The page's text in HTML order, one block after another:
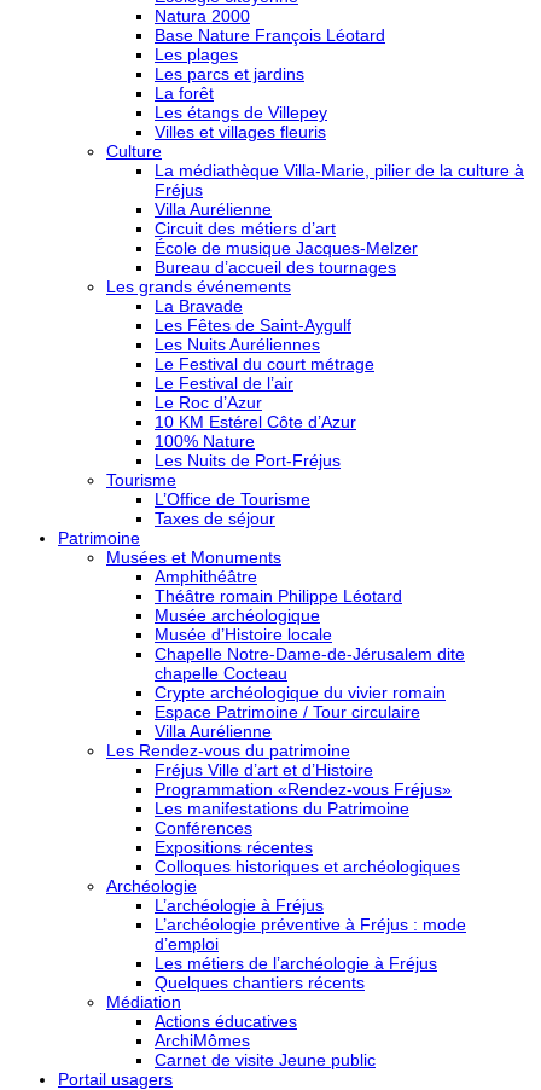
Natura 2000
Base Nature François Léotard
Les plages
Les parcs et jardins
La forêt
Les étangs de Villepey
Villes et villages fleuris
Culture
La médiathèque Villa-Marie, pilier de la culture à
Fréjus
Villa Aurélienne
Circuit des métiers d’art
École de musique Jacques-Melzer
Bureau d’accueil des tournages
Les grands événements
La Bravade
Les Fêtes de Saint-Aygulf
Les Nuits Auréliennes
Le Festival du court métrage
Le Festival de l’air
Le Roc d’Azur
10 KM Estérel Côte d’Azur
100% Nature
Les Nuits de Port-Fréjus
Tourisme
L’Office de Tourisme
Taxes de séjour
Patrimoine
Musées et Monuments
Amphithéâtre
Théâtre romain Philippe Léotard
Musée archéologique
Musée d’Histoire locale
Chapelle Notre-Dame-de-Jérusalem dite
chapelle Cocteau
Crypte archéologique du vivier romain
Espace Patrimoine / Tour circulaire
Villa Aurélienne
Les Rendez-vous du patrimoine
Fréjus Ville d’art et d’Histoire
Programmation «Rendez-vous Fréjus»
Les manifestations du Patrimoine
Conférences
Expositions récentes
Colloques historiques et archéologiques
Archéologie
L’archéologie à Fréjus
L’archéologie préventive à Fréjus : mode
d’emploi
Les métiers de l’archéologie à Fréjus
Quelques chantiers récents
Médiation
Actions éducatives
ArchiMômes
Carnet de visite Jeune public
Portail usagers